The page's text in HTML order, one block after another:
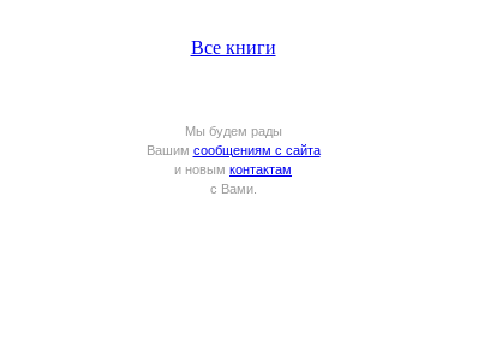
Все книги
Мы будем рады
Вашим сообщениям с сайта
и новым контактам
с Вами.